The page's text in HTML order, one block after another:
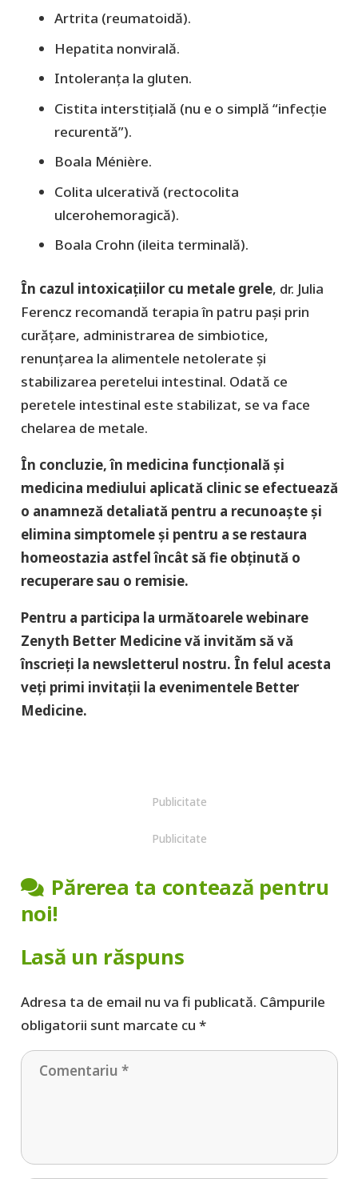
Artrita (reumatoidă).
Hepatita nonvirală.
Intoleranța la gluten.
Cistita interstițială (nu e o simplă “infecție
recurentă”).
Boala Ménière.
Colita ulcerativă (rectocolita
ulcerohemoragică).
Boala Crohn (ileita terminală).
În cazul intoxicațiilor cu metale grele, dr. Julia
Ferencz recomandă terapia în patru pași prin
curățare, administrarea de simbiotice,
renunțarea la alimentele netolerate și
stabilizarea peretelui intestinal. Odată ce
peretele intestinal este stabilizat, se va face
chelarea de metale.
În concluzie, în medicina funcțională și
medicina mediului aplicată clinic se efectuează
o anamneză detaliată pentru a recunoaște și
elimina simptomele și pentru a se restaura
homeostazia astfel încât să fie obținută o
recuperare sau o remisie.
Pentru a participa la următoarele webinare
Zenyth Better Medicine vă invităm să vă
înscrieți la newsletterul nostru. În felul acesta
veți primi invitații la evenimentele Better
Medicine.
Publicitate
Publicitate
Părerea ta contează pentru
noi!
Lasă un răspuns
Adresa ta de email nu va fi publicată. Câmpurile
obligatorii sunt marcate cu *